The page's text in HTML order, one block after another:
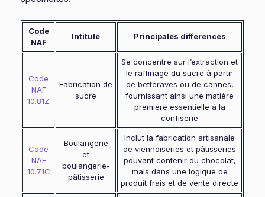
Code
NAF
Intitulé Principales différences
Code
NAF
10.81Z
Fabrication de
sucre
Se concentre sur l’extraction et
le raffinage du sucre à partir
de betteraves ou de cannes,
fournissant ainsi une matière
première essentielle à la
confiserie
Code
NAF
10.71C
Boulangerie
et
boulangerie-
pâtisserie
Inclut la fabrication artisanale
de viennoiseries et pâtisseries
pouvant contenir du chocolat,
mais dans une logique de
produit frais et de vente directe